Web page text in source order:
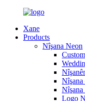
Xane
Products
Nîşana Neon
Nîşana
Logo